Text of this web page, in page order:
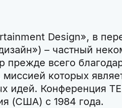
Design», в
– частный
прежде всего
которых
идей. Конференция
(США) с 1984 года.